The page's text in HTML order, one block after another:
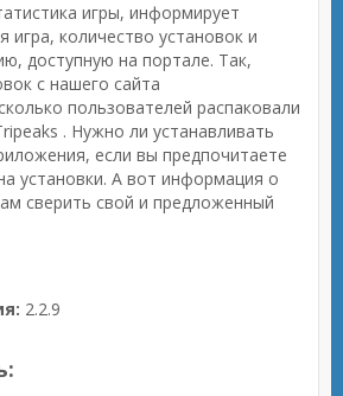
игры, информирует
игра, количество установок и
доступную на портале. Так,
с нашего сайта
пользователей распаковали
. Нужно ли устанавливать
если вы предпочитаете
установки. А вот информация о
сверить свой и предложенный
2.2.9